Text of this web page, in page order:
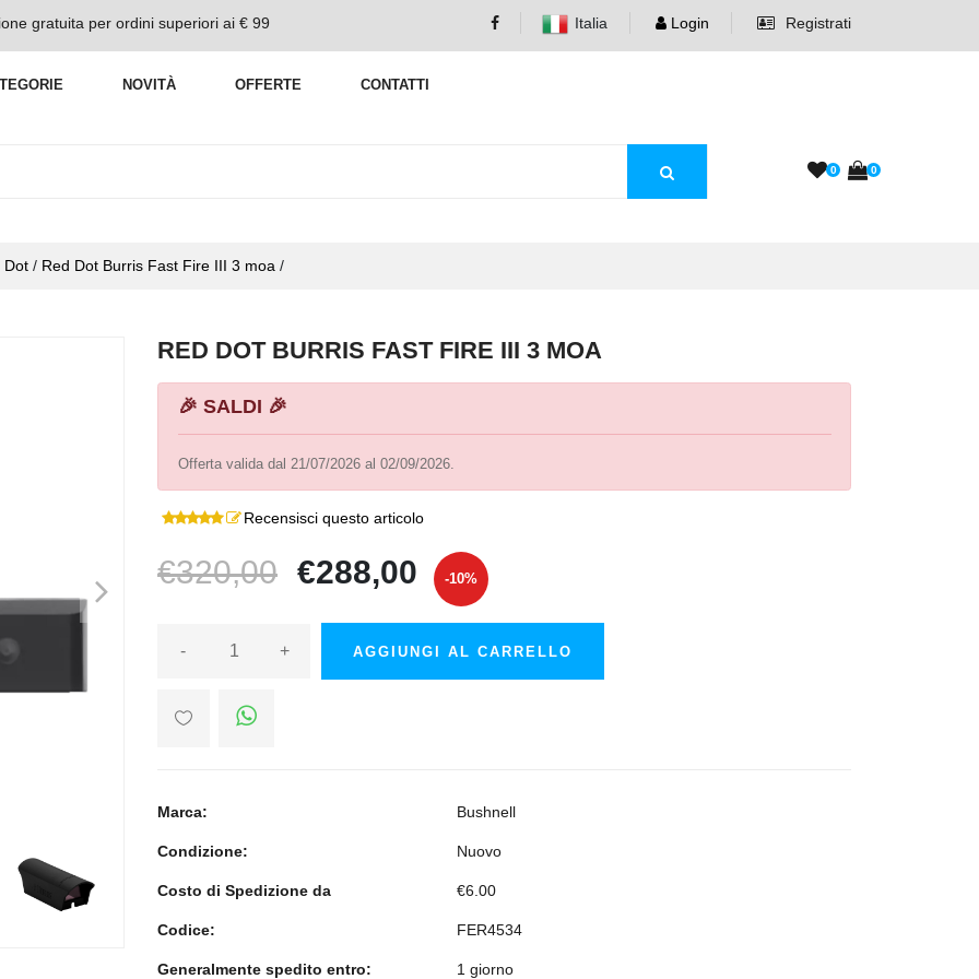
gratuita per ordini superiori ai € 99 Italia Login Registrati
NOVITÀ OFFERTE CONTATTI
0 0
Dot / Red Dot Burris Fast Fire III 3 moa /
>
RED DOT BURRIS FAST FIRE III 3 MOA
🎉 SALDI 🎉
Offerta valida dal 21/07/2026 al 02/09/2026.
Recensisci questo articolo
€320,00 €288,00 -10%
- + AGGIUNGI AL CARRELLO
Marca: Bushnell
Condizione: Nuovo
Costo di Spedizione da €6.00
Codice: FER4534
Generalmente spedito entro: 1 giorno